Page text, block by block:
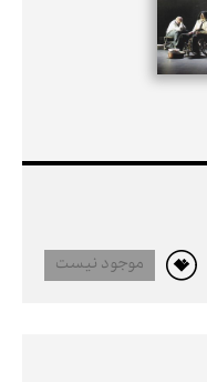
موجود نیست